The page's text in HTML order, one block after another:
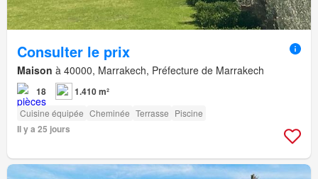
Consulter le prix
Maison à 40000, Marrakech, Préfecture de Marrakech
18 1.410 m²
Cuisine équipée Cheminée Terrasse Piscine
Il y a 25 jours